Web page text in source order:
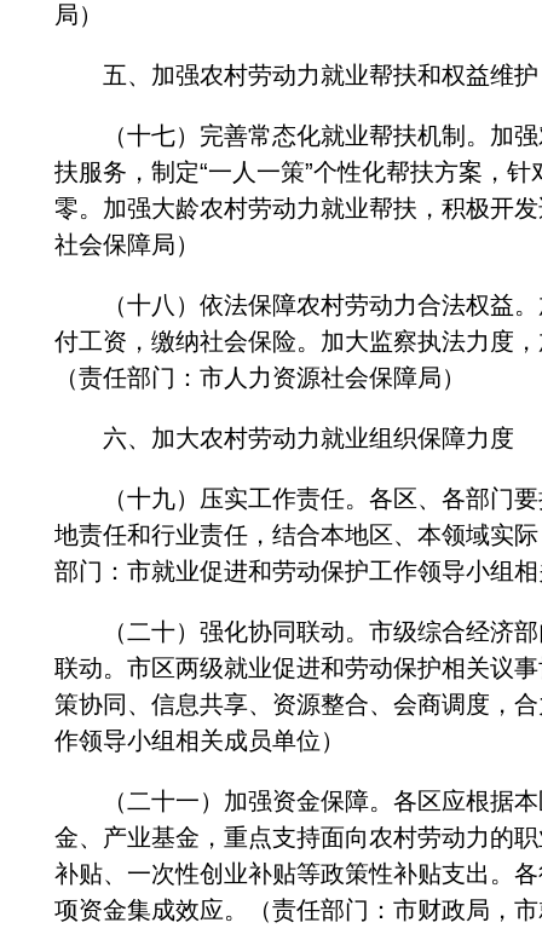
局）
五、加强农村劳动力就业帮扶和权益维护
（十七）完善常态化就业帮扶机制。加强
扶服务，制定“一人一策”个性化帮扶方案，
零。加强大龄农村劳动力就业帮扶，积极开
社会保障局）
（十八）依法保障农村劳动力合法权益。
付工资，缴纳社会保险。加大监察执法力度
（责任部门：市人力资源社会保障局）
六、加大农村劳动力就业组织保障力度
（十九）压实工作责任。各区、各部门要
地责任和行业责任，结合本地区、本领域实
部门：市就业促进和劳动保护工作领导小组
（二十）强化协同联动。市级综合经济部
联动。市区两级就业促进和劳动保护相关议
策协同、信息共享、资源整合、会商调度，
作领导小组相关成员单位）
（二十一）加强资金保障。各区应根据本
金、产业基金，重点支持面向农村劳动力的
补贴、一次性创业补贴等政策性补贴支出。
项资金集成效应。（责任部门：市财政局，